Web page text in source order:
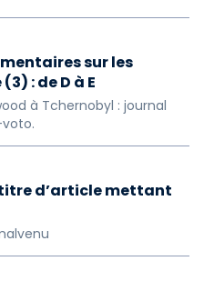
sur les
: de D à E
à Tchernobyl : journal
voto.
d’article mettant